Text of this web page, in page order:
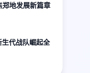
地发展新篇章
代战队崛起全